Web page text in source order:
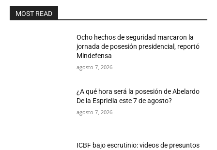
MOST READ
Ocho hechos de seguridad marcaron la
jornada de posesión presidencial, reportó
Mindefensa
agosto 7, 2026
¿A qué hora será la posesión de Abelardo
De la Espriella este 7 de agosto?
agosto 7, 2026
ICBF bajo escrutinio: videos de presuntos